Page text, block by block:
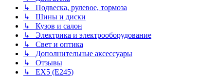
↳ Подвеска, рулевое, тормоза
↳ Шины и диски
↳ Кузов и салон
↳ Электрика и электрооборудование
↳ Свет и оптика
↳ Дополнительные аксессуары
↳ Отзывы
↳ EX5 (E245)